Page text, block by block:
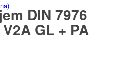
) DIN 7976
GL + PA